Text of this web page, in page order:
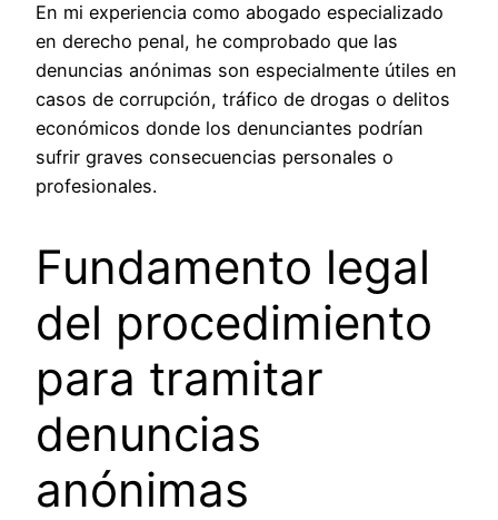
En mi experiencia como abogado especializado
en derecho penal, he comprobado que las
denuncias anónimas son especialmente útiles en
casos de corrupción, tráfico de drogas o delitos
económicos donde los denunciantes podrían
sufrir graves consecuencias personales o
profesionales.
Fundamento legal
del procedimiento
para tramitar
denuncias
anónimas